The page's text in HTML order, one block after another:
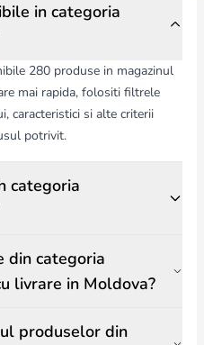
și confort, fiind ideale pentru
in categoria
280 produse in magazinul
mai rapida, folositi filtrele
caracteristici si alte criterii
potrivit.
categoria
din categoria
livrare in Moldova?
produselor din